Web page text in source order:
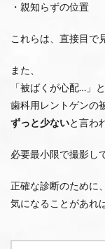
・親知らずの位置
これらは、直接目で
また、
「被ばくが心配…」
歯科用レントゲンの
ずっと少ないと言わ
必要最小限で撮影し
正確な診断のために
気になることがあれ